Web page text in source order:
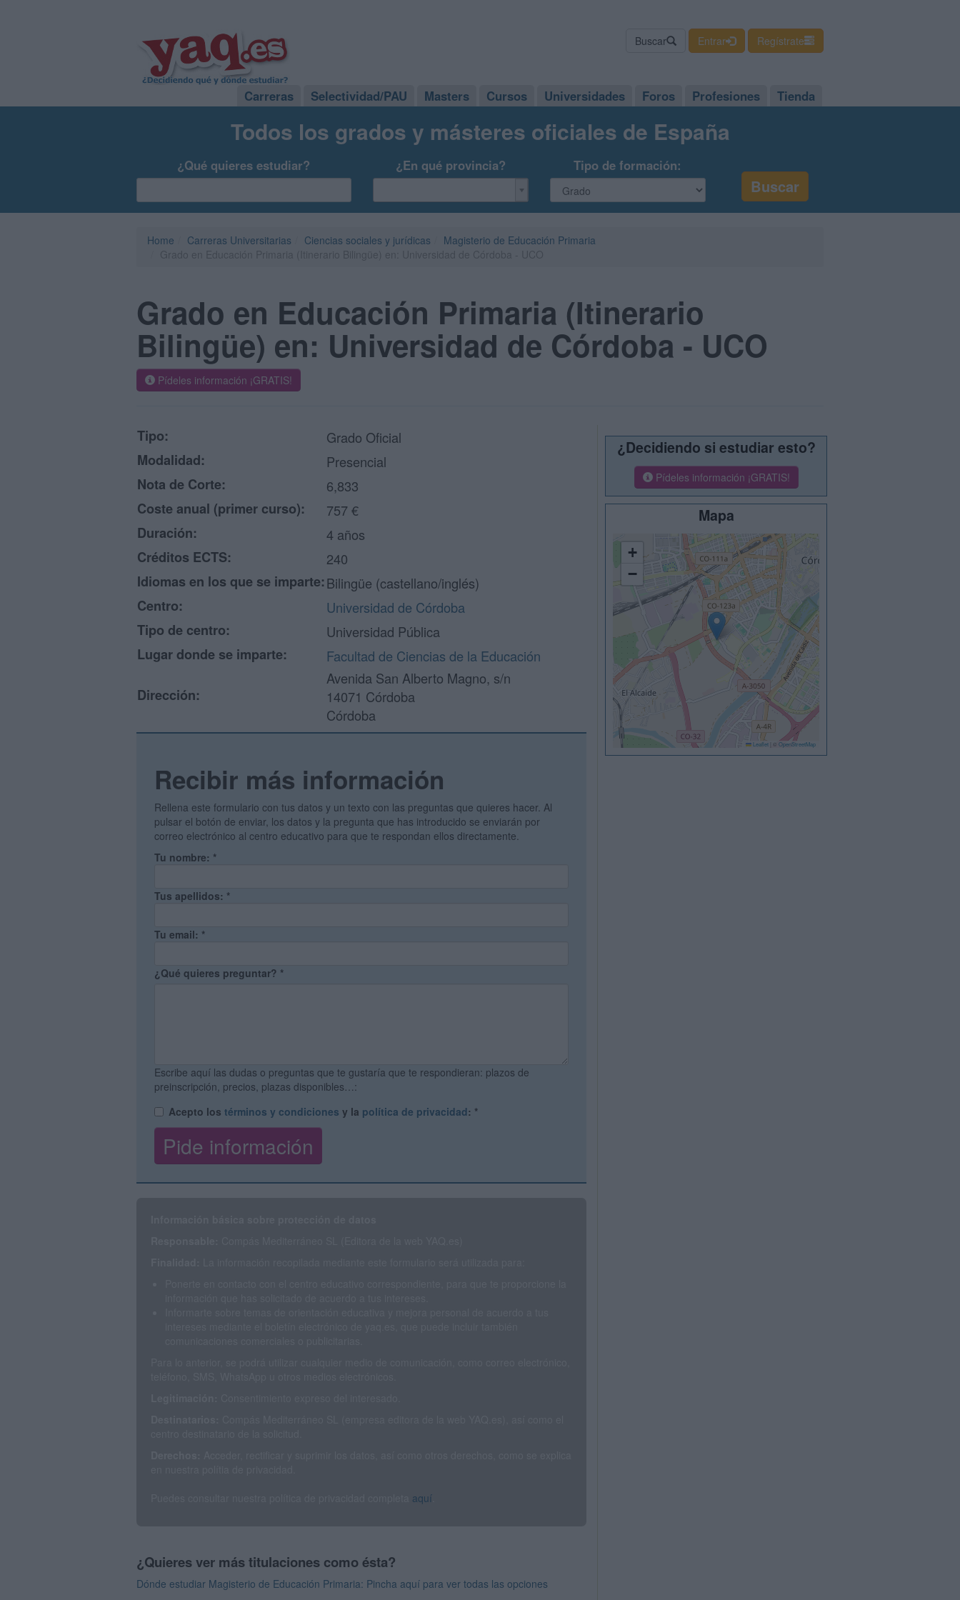
Buscar Entrar Regístrate
Carreras Selectividad/PAU Masters Cursos Universidades Foros Profesiones Tienda
Todos los grados y másteres oficiales de España
¿Qué quieres estudiar? ¿En qué provincia? Tipo de formación:
Home Carreras Universitarias Ciencias sociales y jurídicas
Magisterio de Educación Primaria
Grado en Educación Primaria (Itinerario
Bilingüe) en: Universidad de Córdoba - UCO
Pídeles información ¡GRATIS!
Tipo:
Grado Oficial
Modalidad:
Presencial
Nota de Corte:
6,833
Coste anual (primer curso):
757 €
Duración:
4 años
Créditos ECTS:
240
Idiomas en los que se imparte:Bilingüe (castellano/inglés)
Centro:
Universidad de Córdoba
Tipo de centro:
Universidad Pública
Lugar donde se imparte:
Facultad de Ciencias de la Educación
Dirección:
Avenida San Alberto Magno, s/n
14071 Córdoba
Córdoba
Recibir más información
Rellena este formulario con tus datos y un texto con las preguntas que quieres hacer. Al
pulsar el botón de enviar, los datos y la pregunta que has introducido se enviarán por
correo electrónico al centro educativo para que te respondan ellos directamente.
Tu nombre: *
Tus apellidos: *
Tu email: *
¿Qué quieres preguntar? *
Escribe aquí las dudas o preguntas que te gustaría que te respondieran: plazos de
preinscripción, precios, plazas disponibles…:
Acepto los términos y condiciones y la política de privacidad: *
aquí
¿Quieres ver más titulaciones como ésta?
Dónde estudiar Magisterio de Educación Primaria: Pincha aquí para ver todas las opciones
¿Decidiendo si estudiar esto?
Pídeles información ¡GRATIS!
Mapa
+
−
Leaflet © OpenStreetMap